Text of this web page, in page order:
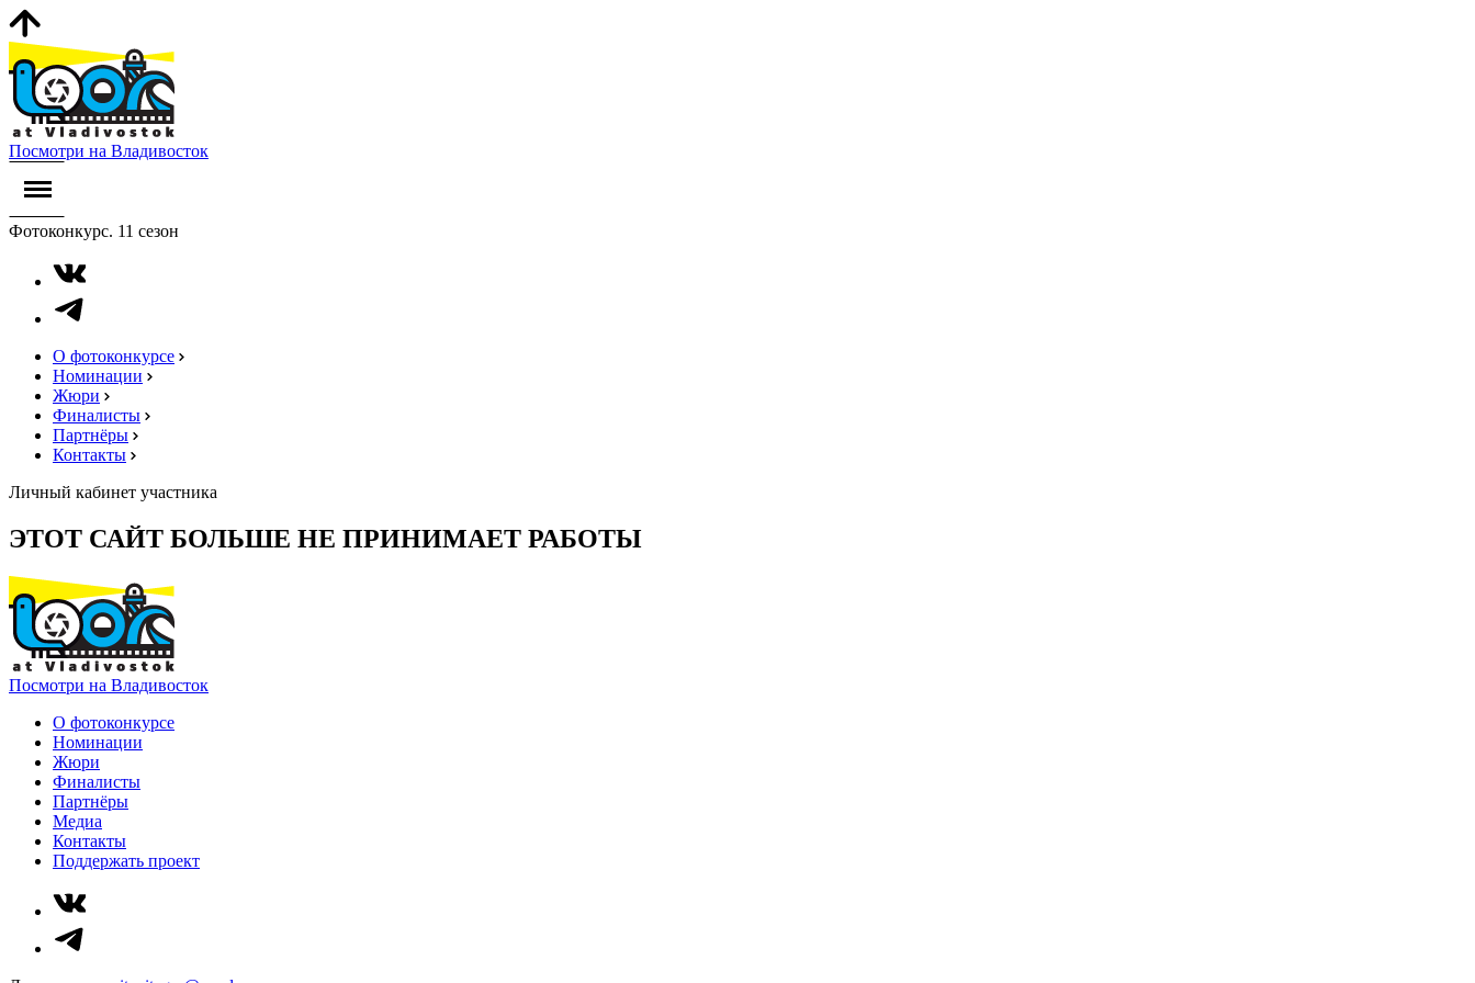
Посмотри на Владивосток
Фотоконкурс. 11 сезон
О фотоконкурсе
Номинации
Жюри
Финалисты
Партнёры
Контакты
Личный кабинет участника
ЭТОТ САЙТ БОЛЬШЕ НЕ ПРИНИМАЕТ РАБОТЫ
Посмотри на Владивосток
О фотоконкурсе
Номинации
Жюри
Финалисты
Партнёры
Медиа
Контакты
Поддержать проект